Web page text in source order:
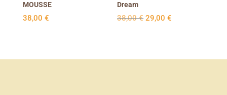
MOUSSE
38,00 €
Dream
38,00€ Le
38,00 €.
29,00€
29,00 €.